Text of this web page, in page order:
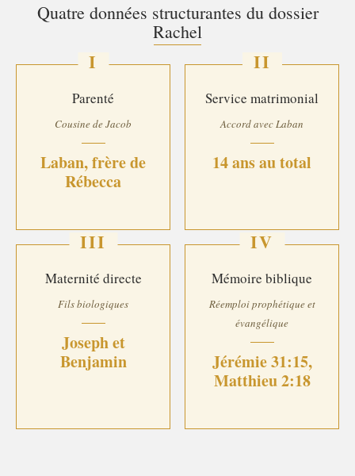
Quatre données structurantes du dossier
Rachel
I
Parenté
Cousine de Jacob
Laban, frère de
Rébecca
II
Service matrimonial
Accord avec Laban
14 ans au total
III
Maternité directe
Fils biologiques
Joseph et
Benjamin
IV
Mémoire biblique
Réemploi prophétique et
évangélique
Jérémie 31:15,
Matthieu 2:18